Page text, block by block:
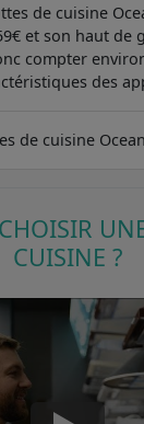
de cuisine
et son haut de
compter
des
de cuisine
CUISINE ?